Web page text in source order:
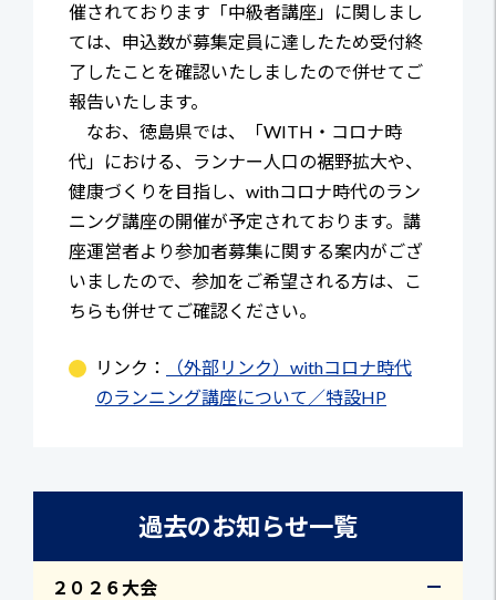
催されております「中級者講座」に関しまし
ては、申込数が募集定員に達したため受付終
了したことを確認いたしましたので併せてご
報告いたします。
なお、徳島県では、「WITH・コロナ時
代」における、ランナー人口の裾野拡大や、
健康づくりを目指し、withコロナ時代のラン
ニング講座の開催が予定されております。講
座運営者より参加者募集に関する案内がござ
いましたので、参加をご希望される方は、こ
ちらも併せてご確認ください。
リンク：
（外部リンク）withコロナ時代
のランニング講座について／特設HP
過去のお知らせ一覧
２０２６大会